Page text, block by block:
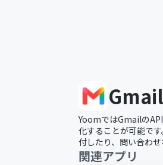
Gmail
YoomではGmailの
化することが可能で
付したり、問い合わ
関連アプリ